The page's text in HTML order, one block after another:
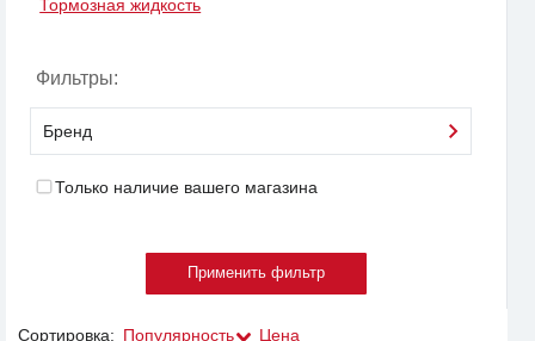
Тормозная жидкость
Фильтры:
Бренд
Только наличие вашего магазина
Сортировка: Популярность Цена